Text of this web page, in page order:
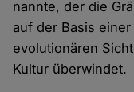
nannte, der die
auf der Basis
evolutionären
Kultur überwindet.